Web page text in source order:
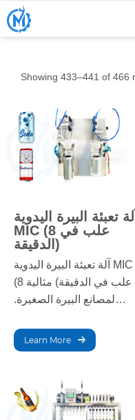
Showing 433–441 of 466
آلة تعبئة البيرة اليدوية
MIC (8 علب في
الدقيقة)
آلة تعبئة البيرة اليدوية MIC
(8 علب في الدقيقة) مثالية
لمصانع البيرة الصغيرة.
وسهل الاستخدام، توفر الآلة
تعبئة دقيقة بمعدل 8 علب
جودة وكفاءة متسقة
Learn More